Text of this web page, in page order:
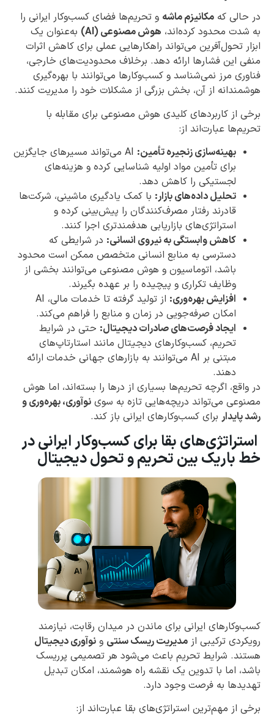
در حالی که مکانیزم ماشه و تحریم‌ها فضای کسب‌وکار ایرانی را
به شدت محدود کرده‌اند، هوش مصنوعی (AI)
به‌عنوان یک
ابزار تحول‌آفرین می‌تواند راهکارهایی عملی برای کاهش اثرات
منفی این فشارها ارائه دهد. برخلاف محدودیت‌های خارجی،
فناوری مرز نمی‌شناسد و کسب‌وکارها می‌توانند با بهره‌گیری
هوشمندانه از آن، بخش بزرگی از مشکلات خود را مدیریت کنند.
برخی از کاربردهای کلیدی هوش مصنوعی برای مقابله با
تحریم‌ها عبارت‌اند از:
بهینه‌سازی زنجیره تأمین:
AI می‌تواند مسیرهای جایگزین
برای تأمین مواد اولیه شناسایی کرده و هزینه‌های
لجستیکی را کاهش دهد.
تحلیل داده‌های بازار: با کمک یادگیری ماشینی، شرکت‌ها
قادرند رفتار مصرف‌کنندگان را پیش‌بینی کرده و
استراتژی‌های بازاریابی هدفمندتری اجرا کنند.
کاهش وابستگی به نیروی انسانی: در شرایطی که
دسترسی به منابع انسانی متخصص ممکن است محدود
باشد، اتوماسیون و هوش مصنوعی می‌توانند بخشی از
وظایف تکراری و پیچیده را بر عهده بگیرند.
افزایش بهره‌وری:
از تولید گرفته تا خدمات مالی، AI
امکان صرفه‌جویی در زمان و منابع را فراهم می‌کند.
ایجاد فرصت‌های صادرات دیجیتال: حتی در شرایط
تحریم، کسب‌وکارهای دیجیتال مانند استارتاپ‌های
مبتنی بر AI می‌توانند به بازارهای جهانی خدمات ارائه
دهند.
در واقع، اگرچه تحریم‌ها بسیاری از درها را بسته‌اند، اما هوش
مصنوعی می‌تواند دریچه‌هایی تازه به سوی نوآوری، بهره‌وری و
رشد پایدار برای کسب‌وکارهای ایرانی باز کند.
استراتژی‌های بقا برای کسب‌وکار ایرانی در
خط باریک بین تحریم و تحول دیجیتال
کسب‌وکارهای ایرانی برای ماندن در میدان رقابت، نیازمند
رویکردی ترکیبی از مدیریت ریسک سنتی و نوآوری دیجیتال
هستند. شرایط تحریم باعث می‌شود هر تصمیمی پرریسک
باشد، اما با تدوین یک نقشه راه هوشمند، امکان تبدیل
تهدیدها به فرصت وجود دارد.
برخی از مهم‌ترین استراتژی‌های بقا عبارت‌اند از: